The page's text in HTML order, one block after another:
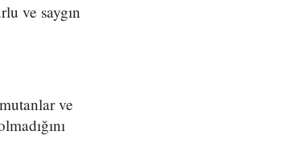
ve saygın
ve